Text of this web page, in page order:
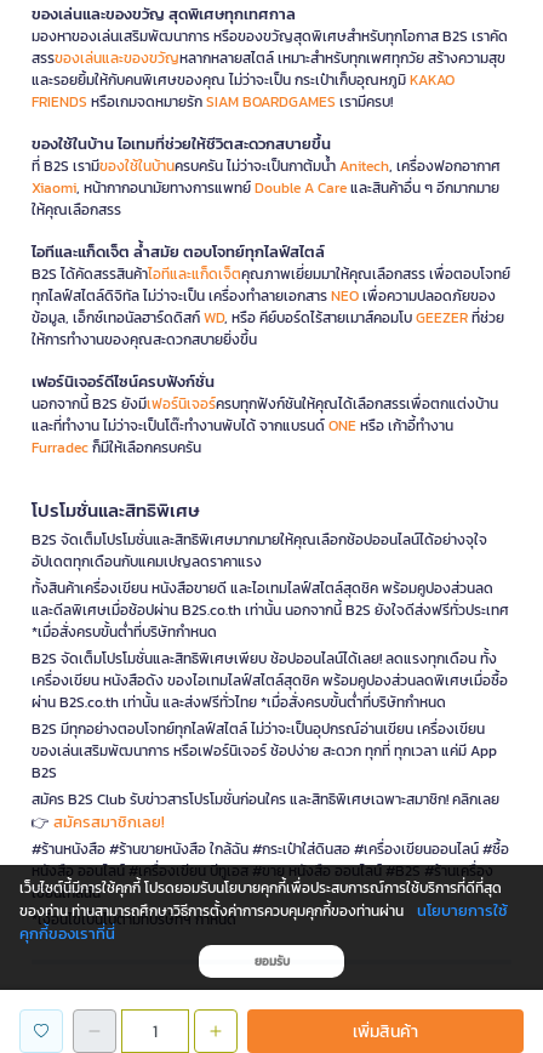
เพิ่มสินค้า
ของเล่นและของขวัญ สุดพิเศษทุกเทศกาล
มองหาของเล่นเสริมพัฒนาการ หรือของขวัญสุดพิเศษสำหรับทุกโอกาส B2S เราคัด
สรรของเล่นและของขวัญหลากหลายสไตล์ เหมาะสำหรับทุกเพศทุกวัย สร้างความสุข
และรอยยิ้มให้กับคนพิเศษของคุณ ไม่ว่าจะเป็น กระเป๋าเก็บอุณหภูมิKAKAO
FRIENDS หรือเกมจดหมายรักSIAM BOARDGAMES เรามีครบ!
ของใช้ในบ้าน ไอเทมที่ช่วยให้ชีวิตสะดวกสบายขึ้น
ที่ B2S เรามีของใช้ในบ้านครบครัน ไม่ว่าจะเป็นกาต้มน้ำAnitech, เครื่องฟอกอากาศ
Xiaomi, หน้ากากอนามัยทางการแพทย์Double A Careและสินค้าอื่น ๆ อีกมากมาย
ให้คุณเลือกสรร
ไอทีและแก็ดเจ็ต ล้ำสมัย ตอบโจทย์ทุกไลฟ์สไตล์
B2S ได้คัดสรรสินค้าไอทีและแก็ดเจ็ตคุณภาพเยี่ยมมาให้คุณเลือกสรร เพื่อตอบโจทย์
ทุกไลฟ์สไตล์ดิจิทัล ไม่ว่าจะเป็น เครื่องทำลายเอกสารNEOเพื่อความปลอดภัยของ
ข้อมูล, เอ็กซ์เทอนัลฮาร์ดดิสก์WD, หรือ คีย์บอร์ดไร้สายเมาส์คอมโบGEEZERที่ช่วย
ให้การทำงานของคุณสะดวกสบายยิ่งขึ้น
เฟอร์นิเจอร์ดีไซน์ครบฟังก์ชั่น
นอกจากนี้ B2S ยังมีเฟอร์นิเจอร์ครบทุกฟังก์ชันให้คุณได้เลือกสรรเพื่อตกแต่งบ้าน
และที่ทำงาน ไม่ว่าจะเป็นโต๊ะทำงานพับได้ จากแบรนด์ONEหรือ เก้าอี้ทำงาน
Furradecก็มีให้เลือกครบครัน
โปรโมชั่นและสิทธิพิเศษ
B2S จัดเต็มโปรโมชั่นและสิทธิพิเศษมากมายให้คุณเลือกช้อปออนไลน์ได้อย่างจุใจ
อัปเดตทุกเดือนกับแคมเปญลดราคาแรง
ทั้งสินค้าเครื่องเขียน หนังสือขายดี และไอเทมไลฟ์สไตล์สุดชิค พร้อมคูปองส่วนลด
และดีลพิเศษเมื่อช้อปผ่าน B2S.co.th เท่านั้น นอกจากนี้ B2S ยังใจดีส่งฟรีทั่วประเทศ
*เมื่อสั่งครบขั้นต่ำที่บริษัทกำหนด
B2S จัดเต็มโปรโมชั่นและสิทธิพิเศษเพียบ ช้อปออนไลน์ได้เลย! ลดแรงทุกเดือน ทั้ง
เครื่องเขียน หนังสือดัง ของไอเทมไลฟ์สไตล์สุดชิค พร้อมคูปองส่วนลดพิเศษเมื่อซื้อ
ผ่าน B2S.co.th เท่านั้น และส่งฟรีทั่วไทย *เมื่อสั่งครบขั้นต่ำที่บริษัทกำหนด
B2S มีทุกอย่างตอบโจทย์ทุกไลฟ์สไตล์ ไม่ว่าจะเป็นอุปกรณ์อ่านเขียน เครื่องเขียน
ของเล่นเสริมพัฒนาการ หรือเฟอร์นิเจอร์ ช้อปง่าย สะดวก ทุกที่ ทุกเวลา แค่มี App
B2S
สมัคร B2S Club รับข่าวสารโปรโมชั่นก่อนใคร และสิทธิพิเศษเฉพาะสมาชิก! คลิกเลย
👉 สมัครสมาชิกเลย!
#ร้านหนังสือ #ร้านขายหนังสือ ใกล้ฉัน #กระเป๋าใส่ดินสอ #เครื่องเขียนออนไลน์ #ซื้อ
หนังสือ ออนไลน์ #เครื่องเขียน บีทูเอส #ขาย หนังสือ ออนไลน์ #B2S #ร้านเครื่อง
เขียนใกล้ฉัน
*เงื่อนไขเป็นไปตามที่บริษัทฯ กำหนด
is a company operating under
เว็บไซต์นี้มีการใช้คุกกี้ โปรดยอมรับนโยบายคุกกี้เพื่อประสบการณ์การใช้บริการที่ดีที่สุด
ของท่าน ท่านสามารถศึกษาวิธีการตั้งค่าการควบคุมคุกกี้ของท่านผ่าน
นโยบายการใช้
คุกกี้ของเราที่นี่
ยอมรับ